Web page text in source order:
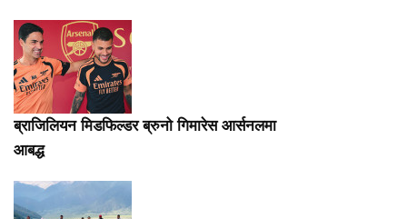
ब्राजिलियन मिडफिल्डर ब्रुनो गिमारेस आर्सनलमा
आबद्ध